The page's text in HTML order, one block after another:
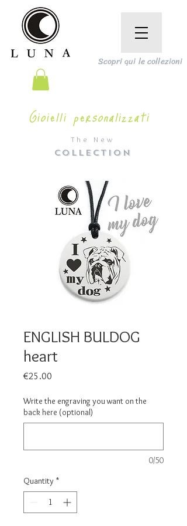
The New
COLLECTION
Scopri qui le collezioni
Gioielli personalizzati
ENGLISH BULDOG
heart
€25.00
Write the engraving you want on the
back here (optional)
0/50
Quantity *